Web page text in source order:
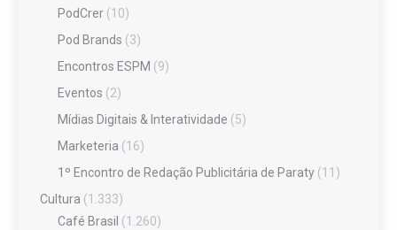
PodCrer (10)
Pod Brands (3)
Encontros ESPM (9)
Eventos (2)
Mídias Digitais & Interatividade (5)
Marketeria (16)
1º Encontro de Redação Publicitária de Paraty (11)
Cultura (1.333)
Café Brasil (1.260)